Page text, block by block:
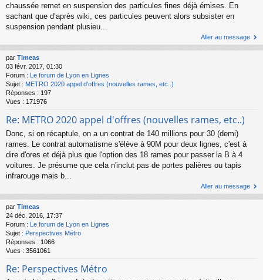
chaussée remet en suspension des particules fines déjà émises. En
sachant que d’après wiki, ces particules peuvent alors subsister en
suspension pendant plusieu...
Aller au message
par Timeas
03 févr. 2017, 01:30
Forum : Le forum de Lyon en Lignes
Sujet : METRO 2020 appel d'offres (nouvelles rames, etc..)
Réponses : 197
Vues : 171976
Re: METRO 2020 appel d'offres (nouvelles rames, etc..)
Donc, si on récaptule, on a un contrat de 140 millions pour 30 (demi)
rames. Le contrat automatisme s'élève à 90M pour deux lignes, c'est à
dire d'ores et déjà plus que l'option des 18 rames pour passer la B à 4
voitures. Je présume que cela n'inclut pas de portes palières ou tapis
infrarouge mais b...
Aller au message
par Timeas
24 déc. 2016, 17:37
Forum : Le forum de Lyon en Lignes
Sujet : Perspectives Métro
Réponses : 1066
Vues : 3561061
Re: Perspectives Métro